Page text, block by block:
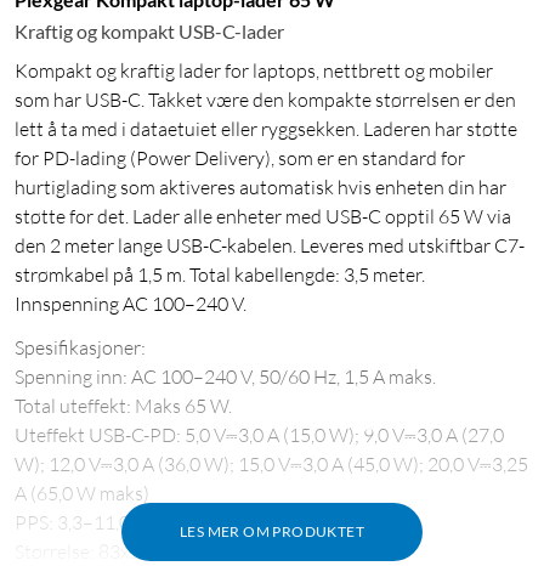
Kraftig og kompakt USB-C-lader
Kompakt og kraftig lader for laptops, nettbrett og mobiler
som har USB-C. Takket være den kompakte størrelsen er den
lett å ta med i dataetuiet eller ryggsekken. Laderen har støtte
for PD-lading (Power Delivery), som er en standard for
hurtiglading som aktiveres automatisk hvis enheten din har
støtte for det. Lader alle enheter med USB-C opptil 65 W via
den 2 meter lange USB-C-kabelen. Leveres med utskiftbar C7-
strømkabel på 1,5 m. Total kabellengde: 3,5 meter.
Innspenning AC 100–240 V.
LES MER OM PRODUKTET
Spesifikasjoner:
Spenning inn: AC 100–240 V, 50/60 Hz, 1,5 A maks.
Total uteffekt: Maks 65 W.
Uteffekt USB-C-PD: 5,0 V⎓3,0 A (15,0 W); 9,0 V⎓3,0 A (27,0
W); 12,0 V⎓3,0 A (36,0 W); 15,0 V⎓3,0 A (45,0 W); 20,0 V⎓3,25
A (65,0 W maks)
PPS: 3,3–11,0 V⎓5,0 A (55,0 W maks)
Størrelse: 83x50x26 mm